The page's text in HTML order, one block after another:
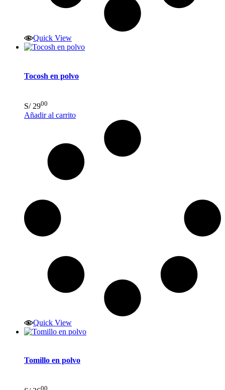
Quick View
Tocosh en polvo
S/2900
Añadir al carrito
Quick View
Tomillo en polvo
00